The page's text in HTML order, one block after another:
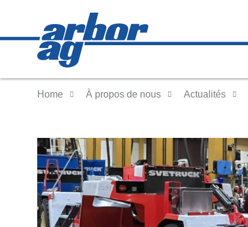
Home À propos de nous Actualités